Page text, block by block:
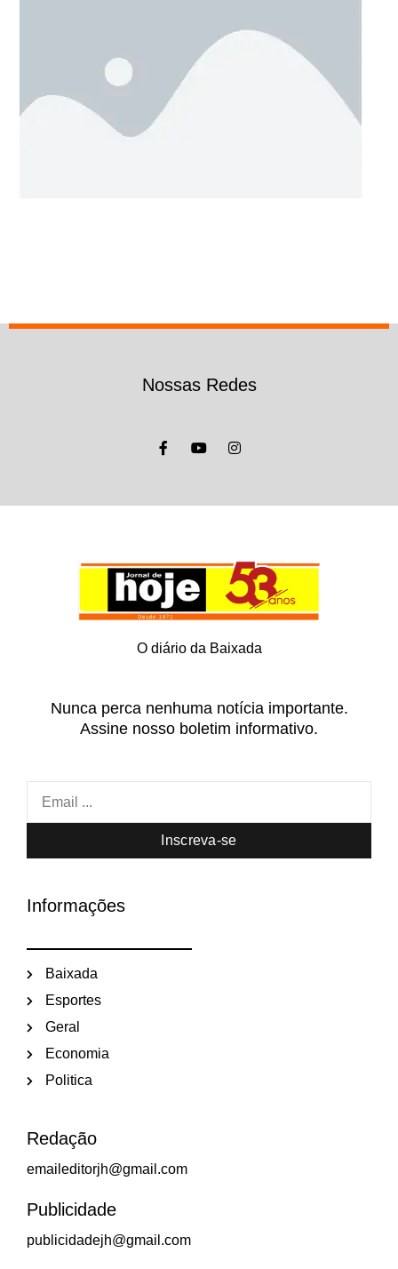
Nossas Redes
O diário da Baixada
Nunca perca nenhuma notícia importante.
Assine nosso boletim informativo.
Inscreva-se
Informações
Baixada
Esportes
Geral
Economia
Politica
Redação
emaileditorjh@gmail.com
Publicidade
publicidadejh@gmail.com